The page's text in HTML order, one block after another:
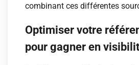
combinant ces différentes
Optimiser votre
pour gagner en